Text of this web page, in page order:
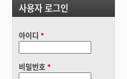
사용자 로그인
아이디 *
비밀번호*